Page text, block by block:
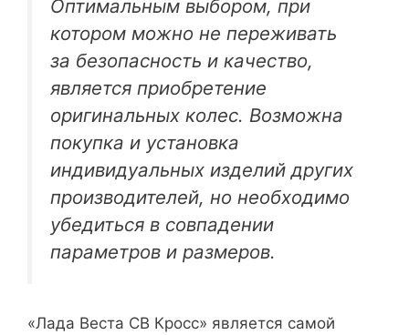
Оптимальным выбором, при
котором можно не переживать
за безопасность и качество,
является приобретение
оригинальных колес. Возможна
покупка и установка
индивидуальных изделий других
производителей, но необходимо
убедиться в совпадении
параметров и размеров.
«Лада Веста СВ Кросс» является самой